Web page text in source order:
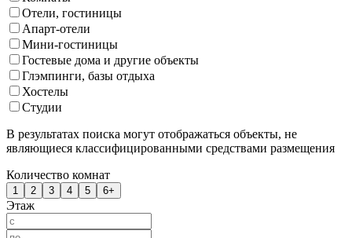
Отели, гостиницы
Апарт-отели
Мини-гостиницы
Гостевые дома и другие объекты
Глэмпинги, базы отдыха
Хостелы
Студии
В результатах поиска могут отображаться объекты, не
являющиеся классифицированными средствами размещения
Количество комнат
1 2 3 4 5 6+
Этаж